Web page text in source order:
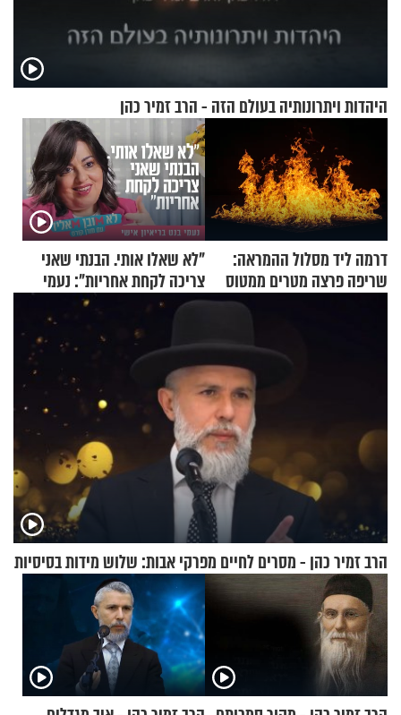
היהדות ויתרונותיה בעולם הזה - הרב זמיר כהן
דרמה ליד מסלול ההמראה:
שריפה פרצה מטרים ממטוס
"לא שאלו אותי. הבנתי שאני
צריכה לקחת אחריות": נעמי
בנט בריאיון אישי
הרב זמיר כהן - מסרים לחיים מפרקי אבות: שלוש מידות בסיסיות